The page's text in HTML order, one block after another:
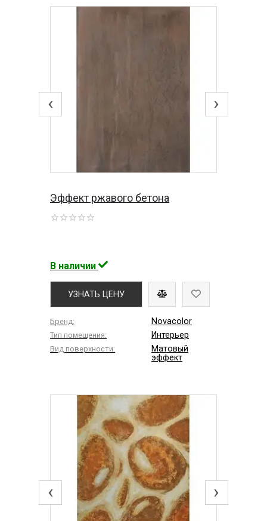
‹ ›
Эффект ржавого бетона
В наличии
УЗНАТЬ ЦЕНУ
Бренд: Novacolor
Тип помещения: Интерьер
Вид поверхности:
Матовый
эффект
‹ ›